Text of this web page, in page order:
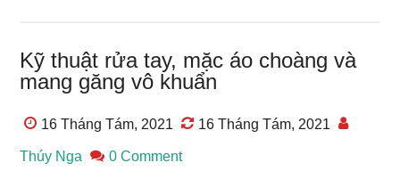
Kỹ thuật rửa tay, mặc áo choàng và
mang găng vô khuẩn
16 Tháng Tám, 2021 16 Tháng Tám, 2021
Thúy Nga 0 Comment